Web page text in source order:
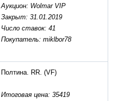
Аукцион: Wolmar VIP
Закрыт: 31.01.2019
Число ставок: 41
Покупатель: miklbor78
Полтина. RR. (VF)
Итоговая цена: 35419